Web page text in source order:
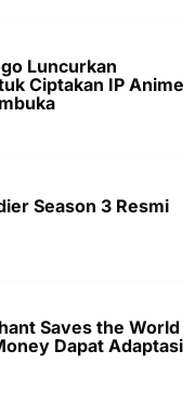
Luncurkan
Ciptakan IP Anime
Season 3 Resmi
Saves the World
Dapat Adaptasi